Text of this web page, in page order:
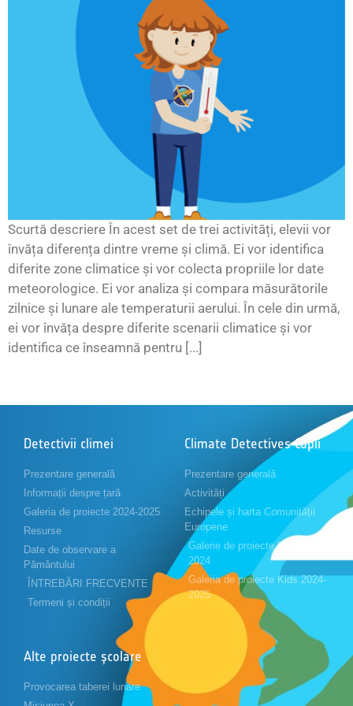
Scurtă descriere În acest set de trei activități, elevii vor
învăța diferența dintre vreme și climă. Ei vor identifica
diferite zone climatice și vor colecta propriile lor date
meteorologice. Ei vor analiza și compara măsurătorile
zilnice și lunare ale temperaturii aerului. În cele din urmă,
ei vor învăța despre diferite scenarii climatice și vor
identifica ce înseamnă pentru [...]
Detectivii climei
Prezentare generală
Informații despre țară
Galeria de proiecte 2024-2025
Resurse
Date de observare a
Pământului
ÎNTREBĂRI FRECVENTE
Termeni și condiții
Climate Detectives Copii
Prezentare generală
Activități
Echipele și harta Comunității
Europene
Galerie de proiecte Kids 2023-
2024
Galeria de proiecte Kids 2024-
2025
Alte proiecte școlare
Provocarea taberei lunare